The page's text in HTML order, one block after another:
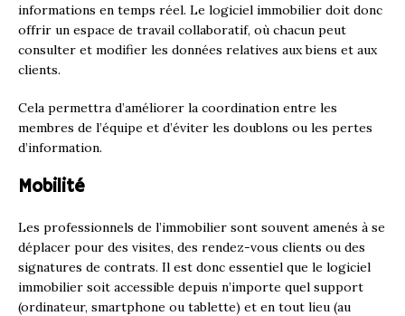
informations en temps réel. Le logiciel immobilier doit donc
offrir un espace de travail collaboratif, où chacun peut
consulter et modifier les données relatives aux biens et aux
clients.
Cela permettra d’améliorer la coordination entre les
membres de l’équipe et d’éviter les doublons ou les pertes
d’information.
Mobilité
Les professionnels de l’immobilier sont souvent amenés à se
déplacer pour des visites, des rendez-vous clients ou des
signatures de contrats. Il est donc essentiel que le logiciel
immobilier soit accessible depuis n’importe quel support
(ordinateur, smartphone ou tablette) et en tout lieu (au